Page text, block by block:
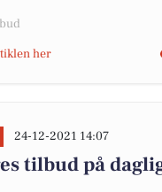
her
24-12-2021 14:07
tilbud på